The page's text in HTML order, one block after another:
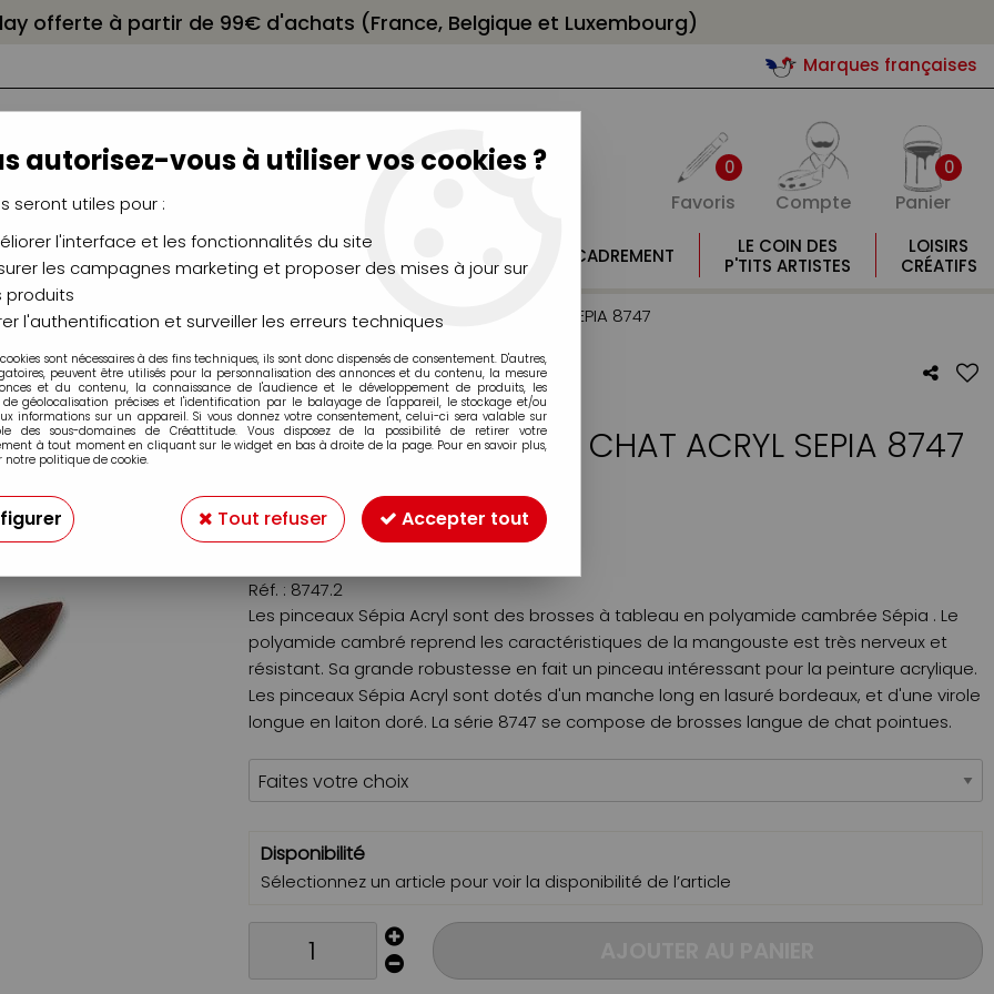
offerte à partir de 99€ d'achats (France, Belgique et Luxembourg)
Marques françaises
0
Favoris Compte
0
Panier
CHÂSSIS
CHEVALETS
AÉROGRAPHIE
MODÉLISME
MOULAGE
ENCADREMENT
LE COIN DES
P'TITS ARTISTES
LOISIRS
CRÉATIFS
ACRYL SEPIA POLYAMIDE CAMBRÉ >PINCEAUX LANGUE DE CHAT ACRYL SEPIA 8747
PINCEAUX LANGUE DE CHAT ACRYL SEPIA 8747
À partir de 9,49€TTC
Réf. : 8747.2
Les pinceaux Sépia Acryl sont des brosses à tableau en polyamide cambrée Sépia . Le
polyamide cambré reprend les caractéristiques de la mangouste est très nerveux et
résistant. Sa grande robustesse en fait un pinceau intéressant pour la peinture acrylique.
Les pinceaux Sépia Acryl sont dotés d'un manche long en lasuré bordeaux, et d'une virole
longue en laiton doré. La série 8747 se compose de brosses langue de chat pointues.
Disponibilité
Sélectionnez un article pour voir la disponibilité de l’article
autorisez-vous à utiliser vos cookies ?
seront utiles pour :
l'interface et les fonctionnalités du site
les campagnes marketing et proposer des mises à jour sur
produits
l'authentification et surveiller les erreurs techniques
sont nécessaires à des fins techniques, ils sont donc dispensés de consentement. D'autres,
peuvent être utilisés pour la personnalisation des annonces et du contenu, la mesure
et du contenu, la connaissance de l'audience et le développement de produits, les
de géolocalisation précises et l'identification par le balayage de l'appareil, le stockage et/ou
informations sur un appareil. Si vous donnez votre consentement, celui-ci sera valable sur
des sous-domaines de Créattitude. Vous disposez de la possibilité de retirer votre
à tout moment en cliquant sur le widget en bas à droite de la page. Pour en savoir plus,
notre politique de cookie.
Tout refuser Accepter tout